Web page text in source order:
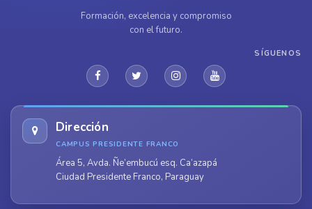
Formación, excelencia y compromiso
con el futuro.
SÍGUENOS
Dirección
CAMPUS PRESIDENTE FRANCO
Área 5, Avda. Ñe’embucú esq. Ca’azapá
Ciudad Presidente Franco, Paraguay